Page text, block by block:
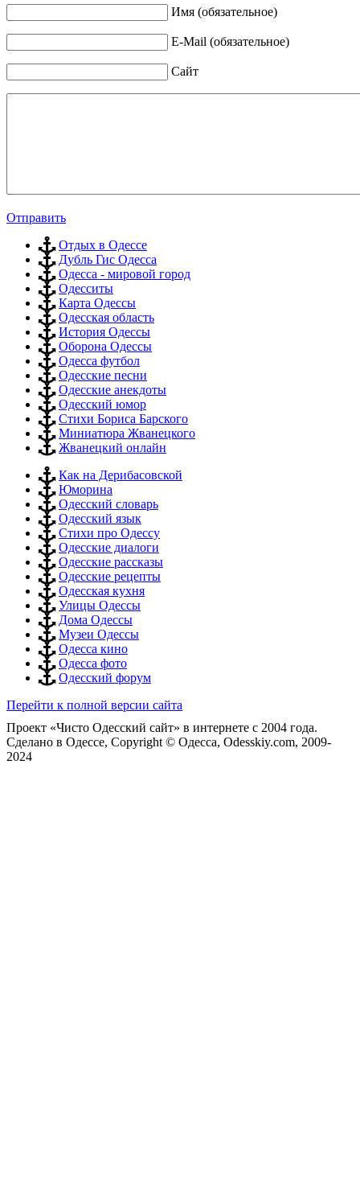
Имя (обязательное)
E-Mail (обязательное)
Сайт
Отправить
Отдых в Одессе
Дубль Гис Одесса
Одесса - мировой город
Одесситы
Карта Одессы
Одесская область
История Одессы
Оборона Одессы
Одесса футбол
Одесские песни
Одесские анекдоты
Одесский юмор
Стихи Бориса Барского
Миниатюра Жванецкого
Жванецкий онлайн
Как на Дерибасовской
Юморина
Одесский словарь
Одесский язык
Стихи про Одессу
Одесские диалоги
Одесские рассказы
Одесские рецепты
Одесская кухня
Улицы Одессы
Дома Одессы
Музеи Одессы
Одесса кино
Одесса фото
Одесский форум
Перейти к полной версии сайта
Проект «Чисто Одесский сайт» в интернете с 2004 года.
Сделано в Одессе, Copyright © Одесса, Odesskiy.com, 2009-
2024